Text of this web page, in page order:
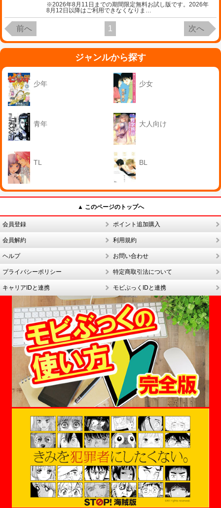
※2026年8月11日までの期間限定無料お試し版です。2026年
8月12日以降はご利用できなくなりま
前へ 1 次へ
ジャンルから探す
少年 少女
青年 大人向け
TL BL
▲ このページのトップへ
会員登録 ポイント追加購入
会員解約 利用規約
ヘルプ お問い合わせ
プライバシーポリシー 特定商取引法について
キャリアIDと連携 モビぶっくIDと連携